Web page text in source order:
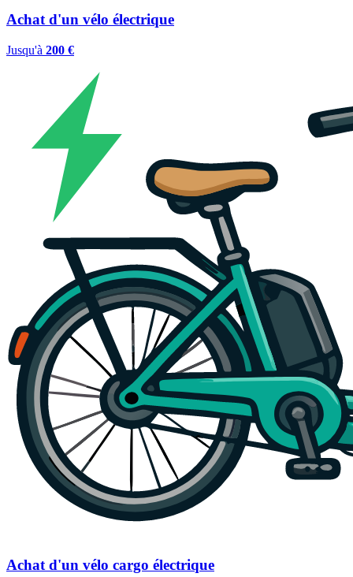
Achat d'un vélo électrique
Jusqu'à 200 €
Achat d'un vélo cargo électrique